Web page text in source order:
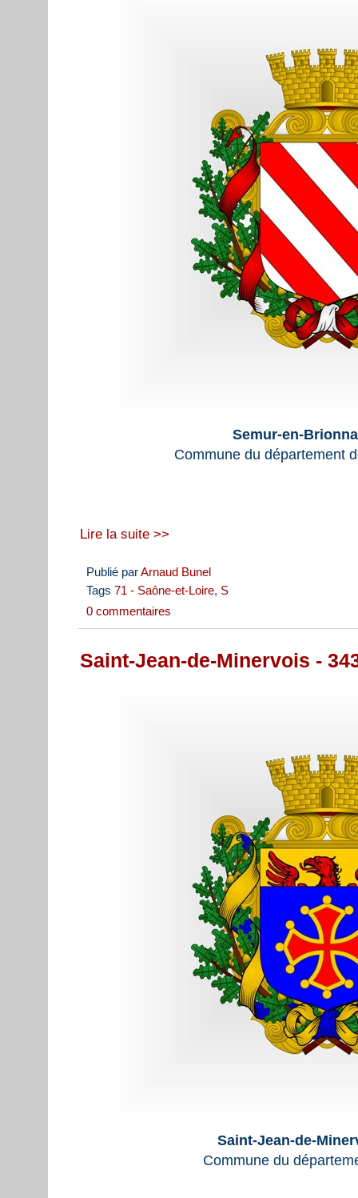
Semur-en-
Commune du département
Lire la suite >>
Publié parArnaud Bunel
Tags 71 - Saône-et-Loire, S
0 commentaires
Saint-Jean-de-Minervois -
Saint-Jean-de-
Commune du